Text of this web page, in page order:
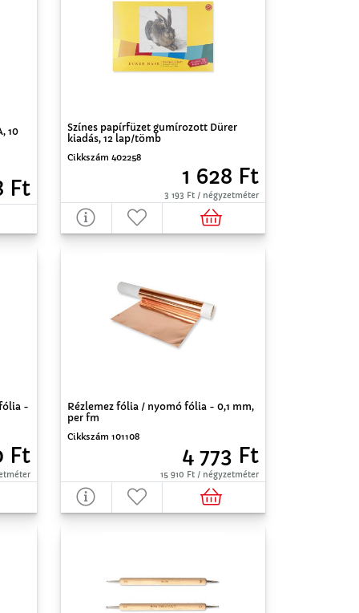
10
Ft
Színes papírfüzet gumírozott Dürer
kiadás, 12 lap/tömb
Cikkszám 402258
1 628 Ft
3 193 Ft / négyzetméter
-
Ft
Rézlemez fólia / nyomó fólia - 0,1 mm,
per fm
Cikkszám 101108
4 773 Ft
15 910 Ft / négyzetméter